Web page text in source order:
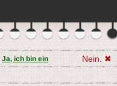
Ja, ich bin ein
Nein. ✖